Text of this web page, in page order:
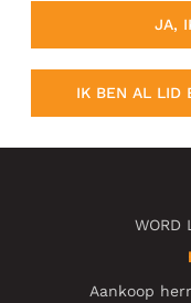
JA,
IK BEN AL LID
WORD
Aankoop